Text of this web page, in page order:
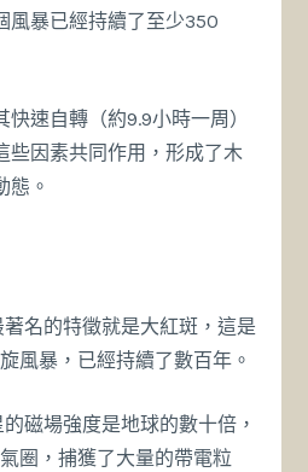
風暴已經持續了至少350
速自轉（約9.9小時一周）
些因素共同作用，形成了木
態。
著名的特徵就是大紅斑，這是
風暴，已經持續了數百年。
磁場強度是地球的數十倍，
圈，捕獲了大量的帶電粒